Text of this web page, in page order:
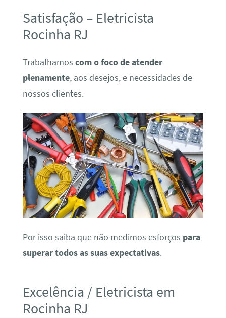
Satisfação – Eletricista
Rocinha RJ
Trabalhamos com o foco de atender
plenamente, aos desejos, e necessidades de
nossos clientes.
Por isso saiba que não medimos esforços para
superar todos as suas expectativas.
Excelência / Eletricista em
Rocinha RJ